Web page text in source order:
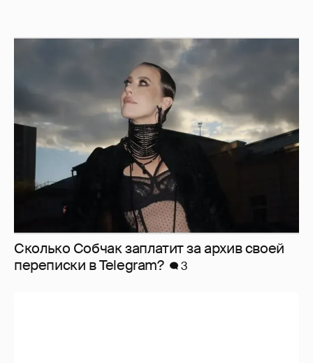
Сколько Собчак заплатит за архив своей
перeписки в Telegram?
3